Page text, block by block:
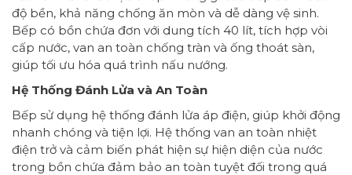
độ bền, khả năng chống ăn mòn và dễ dàng vệ sinh.
Bếp có bồn chứa đơn với dung tích 40 lít, tích hợp vòi
cấp nước, van an toàn chống tràn và ống thoát sàn,
giúp tối ưu hóa quá trình nấu nướng.
Hệ Thống Đánh Lửa và An Toàn
Bếp sử dụng hệ thống đánh lửa áp điện, giúp khởi động
nhanh chóng và tiện lợi. Hệ thống van an toàn nhiệt
điện trở và cảm biến phát hiện sự hiện diện của nước
trong bồn chứa đảm bảo an toàn tuyệt đối trong quá